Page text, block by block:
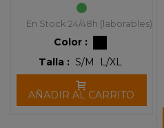
En Stock 24/48h (laborables)
Color :
Talla : S/M L/XL
AÑADIR AL CARRITO